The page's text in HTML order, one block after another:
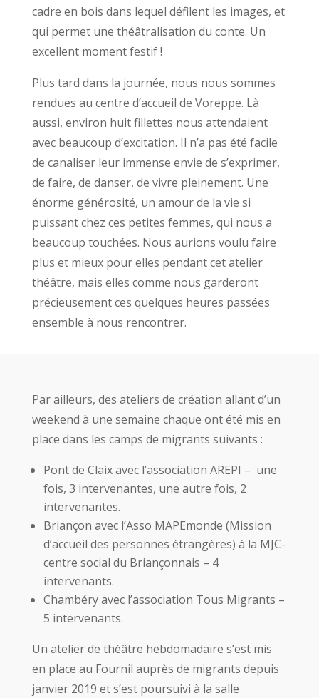
cadre en bois dans lequel défilent les images, et
qui permet une théâtralisation du conte. Un
excellent moment festif !
Plus tard dans la journée, nous nous sommes
rendues au centre d’accueil de Voreppe. Là
aussi, environ huit fillettes nous attendaient
avec beaucoup d’excitation. Il n’a pas été facile
de canaliser leur immense envie de s’exprimer,
de faire, de danser, de vivre pleinement. Une
énorme générosité, un amour de la vie si
puissant chez ces petites femmes, qui nous a
beaucoup touchées. Nous aurions voulu faire
plus et mieux pour elles pendant cet atelier
théâtre, mais elles comme nous garderont
précieusement ces quelques heures passées
ensemble à nous rencontrer.
Par ailleurs, des ateliers de création allant d’un
weekend à une semaine chaque ont été mis en
place dans les camps de migrants suivants :
Pont de Claix avec l’association AREPI – une
fois, 3 intervenantes, une autre fois, 2
intervenantes.
Briançon avec l’Asso MAPEmonde (Mission
d’accueil des personnes étrangères) à la MJC-
centre social du Briançonnais – 4
intervenants.
Chambéry avec l’association Tous Migrants –
5 intervenants.
Un atelier de théâtre hebdomadaire s’est mis
en place au Fournil auprès de migrants depuis
janvier 2019 et s’est poursuivi à la salle